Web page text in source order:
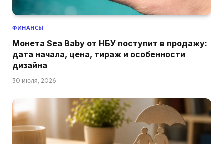
ФИНАНСЫ
Монета Sea Baby от НБУ поступит в продажу:
дата начала, цена, тираж и особенности
дизайна
30 июля, 2026